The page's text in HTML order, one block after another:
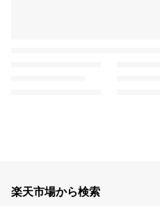
楽天市場から検索